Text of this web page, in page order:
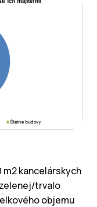
m2 kancelárskych
trvalo
objemu